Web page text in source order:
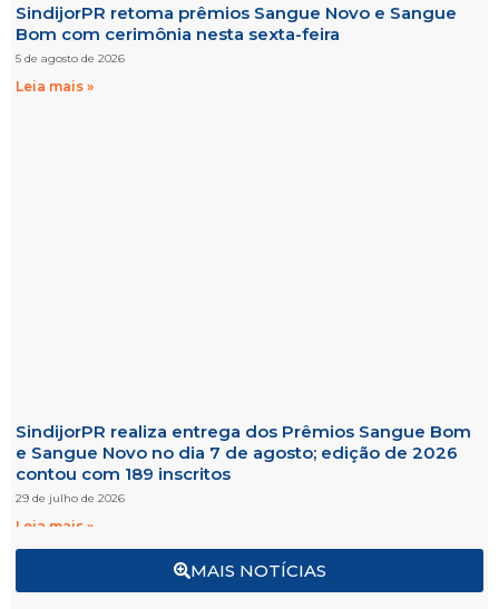
MAIS NOTÍCIAS
SindijorPR retoma prêmios Sangue Novo e Sangue
Bom com cerimônia nesta sexta-feira
5 de agosto de 2026
Leia mais »
SindijorPR realiza entrega dos Prêmios Sangue Bom
e Sangue Novo no dia 7 de agosto; edição de 2026
contou com 189 inscritos
29 de julho de 2026
Leia mais »